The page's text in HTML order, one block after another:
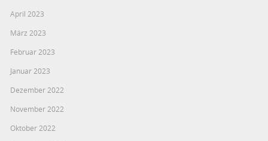
April 2023
März 2023
Februar 2023
Januar 2023
Dezember 2022
November 2022
Oktober 2022